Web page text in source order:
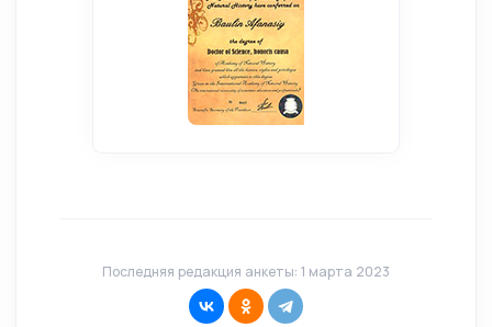
Последняя редакция анкеты: 1 марта 2023